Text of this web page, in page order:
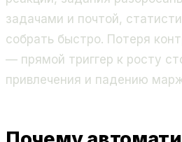
задачами и почтой,
собрать быстро. Потеря
— прямой триггер к росту
привлечения и падению